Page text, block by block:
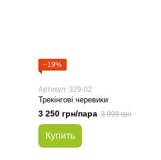
−19%
Артикул: 329-02
Трекінгові черевики
3 250 грн/пара 3 999 грн
Купить